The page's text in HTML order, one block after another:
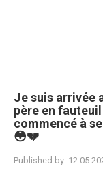
Je suis arrivée
père en
commencé à
😳💔
Published by: